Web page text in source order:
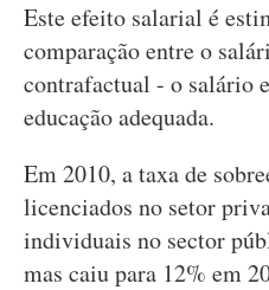
Este efeito salarial é
comparação entre o
contrafactual - o salário
educação adequada.
Em 2010, a taxa de
licenciados no setor
individuais no sector
mas caiu para 12% em